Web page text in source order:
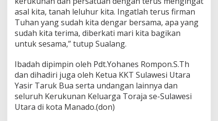
asal kita, tanah leluhur kita. Ingatlah terus firman
Tuhan yang sudah kita dengar bersama, apa yang
sudah kita terima, diberkati mari kita bagikan
untuk sesama,” tutup Sualang.
Ibadah dipimpin oleh Pdt.Yohanes Rompon.S.Th
dan dihadiri juga oleh Ketua KKT Sulawesi Utara
Yasir Taruk Bua serta undangan lainnya dan
seluruh Kerukunan Keluarga Toraja se-Sulawesi
Utara di kota Manado.(don)